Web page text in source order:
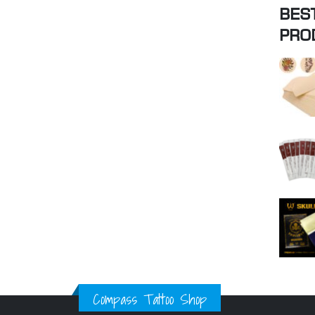
Compass Tattoo Shop